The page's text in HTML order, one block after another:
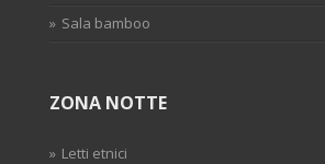
Sala bamboo
ZONA NOTTE
Letti etnici